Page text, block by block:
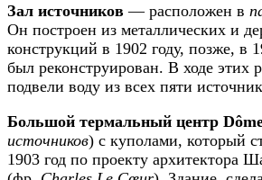
Зал источников — расположен в
Он построен из металлических и
конструкций в 1902 году, позже, в
был реконструирован. В ходе этих
подвели воду из всех пяти
Большой термальный центр
источников) с куполами, который
1903 год по проекту архитектора